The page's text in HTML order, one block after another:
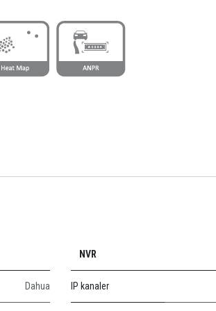
Dahua
NVR
IP kanaler